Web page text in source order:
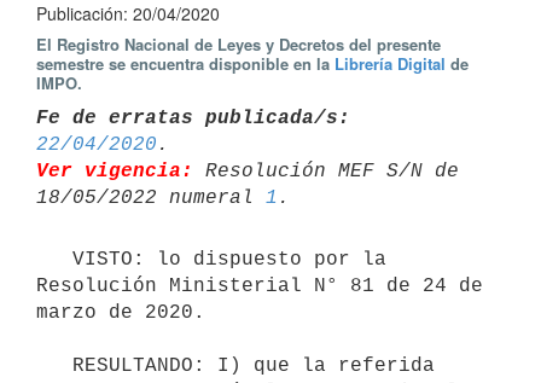
Publicación: 20/04/2020
El Registro Nacional de Leyes y Decretos del presente
semestre se encuentra disponible en la Librería Digital de
IMPO.
Fe de erratas publicada/s:
22/04/2020
Ver vigencia:
Resolución MEF S/N de
18/05/2022 numeral 1
Resolución Ministerial N° 81 de 24 de
marzo de 2020.